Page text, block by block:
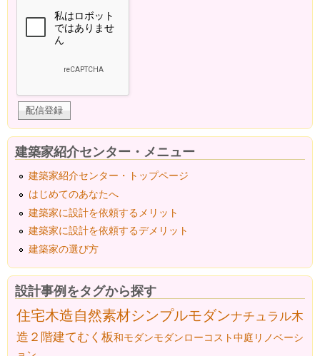
建築家紹介センター・メニュー
建築家紹介センター・トップページ
はじめてのあなたへ
建築家に設計を依頼するメリット
建築家に設計を依頼するデメリット
建築家の選び方
設計事例をタグから探す
住宅木造自然素材シンプルモダンナチュラル木
造２階建てむく板和モダンモダンローコスト中庭 リノベーシ